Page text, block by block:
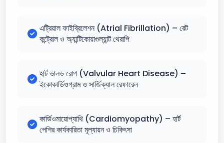
এট্রিয়াল ফাইব্রিলেশন (Atrial Fibrillation) – রেট
কন্ট্রোল ও অ্যান্টিকোয়াগুল্যান্ট থেরাপি
হার্ট ভালভ রোগ (Valvular Heart Disease) –
ইকোকার্ডিওগ্রাম ও সার্জিক্যাল রেফারেল
কার্ডিওমায়োপ্যাথি (Cardiomyopathy) – হার্ট
পেশির কার্যকারিতা মূল্যায়ন ও চিকিৎসা